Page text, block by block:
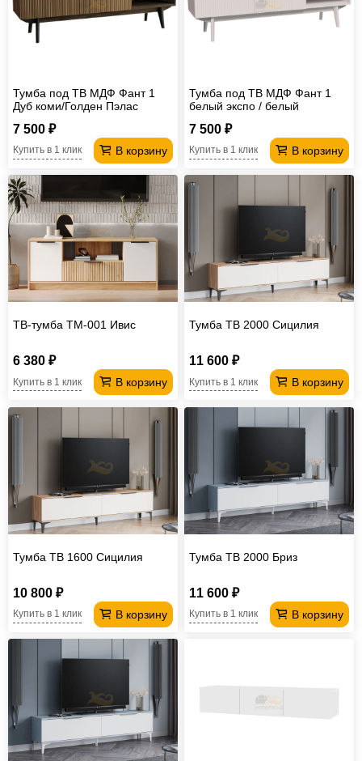
оборудование
Тумба под ТВ МДФ Фант 1
Дуб коми/Голден Пэлас
7 500 ₽
В корзину
Купить в 1 клик
Тумба под ТВ МДФ Фант 1
белый экспо / белый
7 500 ₽
В корзину
Купить в 1 клик
ТВ-тумба ТМ-001 Ивис
6 380 ₽
В корзину
Купить в 1 клик
Тумба ТВ 2000 Сицилия
11 600 ₽
В корзину
Купить в 1 клик
Тумба ТВ 1600 Сицилия
10 800 ₽
В корзину
Купить в 1 клик
Тумба ТВ 2000 Бриз
11 600 ₽
В корзину
Купить в 1 клик